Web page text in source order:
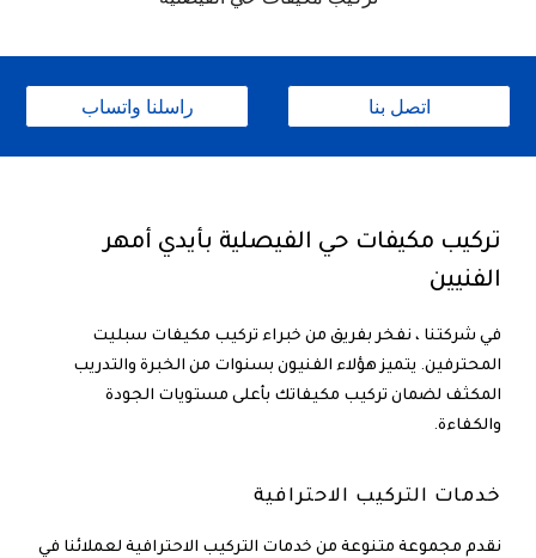
راسلنا واتساب اتصل بنا
تركيب مكيفات حي الفيصلية بأيدي أمهر
الفنيين
في شركتنا ، نفخر بفريق من خبراء تركيب مكيفات سبليت
المحترفين. يتميز هؤلاء الفنيون بسنوات من الخبرة والتدريب
المكثف لضمان تركيب مكيفاتك بأعلى مستويات الجودة
والكفاءة.
خدمات التركيب الاحترافية
نقدم مجموعة متنوعة من خدمات التركيب الاحترافية لعملائنا في